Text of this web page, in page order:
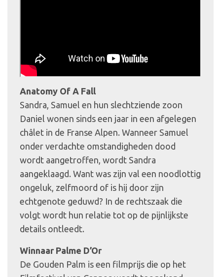
Anatomy Of A Fall
Sandra, Samuel en hun slechtziende zoon
Daniel wonen sinds een jaar in een afgelegen
châlet in de Franse Alpen. Wanneer Samuel
onder verdachte omstandigheden dood
wordt aangetroffen, wordt Sandra
aangeklaagd. Want was zijn val een noodlottig
ongeluk, zelfmoord of is hij door zijn
echtgenote geduwd? In de rechtszaak die
volgt wordt hun relatie tot op de pijnlijkste
details ontleedt.
Winnaar Palme D’Or
De Gouden Palm is een filmprijs die op het